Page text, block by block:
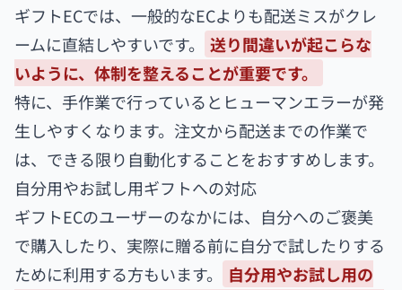
ギフトECでは、一般的なECよりも配送ミスがクレ
ームに直結しやすいです。
送り間違いが起こらな
いように、体制を整えることが重要です。
特に、手作業で行っているとヒューマンエラーが発
生しやすくなります。注文から配送までの作業で
は、できる限り自動化することをおすすめします。
自分用やお試し用ギフトへの対応
ギフトECのユーザーのなかには、自分へのご褒美
で購入したり、実際に贈る前に自分で試したりする
ために利用する方もいます。
自分用やお試し用の